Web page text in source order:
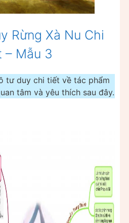
Rừng Xà Nu Chi
– Mẫu 3
tư duy chi tiết về tác phẩm
tâm và yêu thích sau đây.